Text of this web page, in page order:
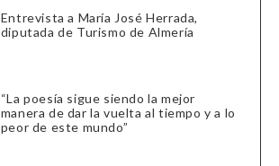
Entrevista a María José Herrada,
diputada de Turismo de Almería
“La poesía sigue siendo la mejor
manera de dar la vuelta al tiempo y a lo
peor de este mundo”